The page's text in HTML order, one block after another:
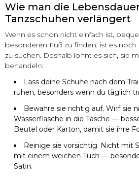
Wie man die
Tanzschuhen verlängert
Wenn es schon nicht einfach ist,
besonderen Fuß zu finden, ist es
zu suchen. Deshalb lohnt es sich, sie
behandeln:
Lass deine Schuhe nach dem
ruhen, besonders wenn du täglich
Bewahre sie richtig auf. Wirf sie
Wasserflasche in die Tasche —
Beutel oder Karton, damit sie ihre
Reinige sie vorsichtig. Nicht mit
mit einem weichen Tuch —
Satin.